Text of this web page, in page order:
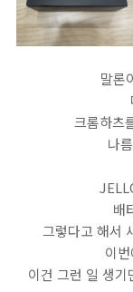
말론
크롬하츠
나
배
그렇다고 해서
이
이건 그런 일 생